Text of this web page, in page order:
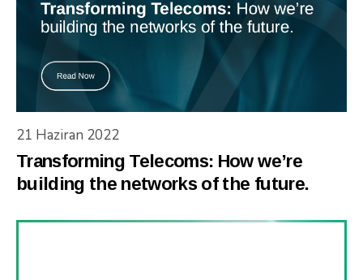
21 Haziran 2022
Transforming Telecoms: How we’re
building the networks of the future.